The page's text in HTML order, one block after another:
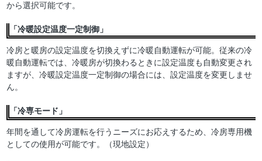
から選択可能です。
「冷暖設定温度一定制御」
冷房と暖房の設定温度を切換えずに冷暖自動運転が可能。従来の冷
暖自動運転では、冷暖房が切換わるときに設定温度も自動変更され
ますが、冷暖設定温度一定制御の場合には、設定温度を変更しませ
ん。
「冷専モード」
年間を通して冷房運転を行うニーズにお応えするため、冷房専用機
としての使用が可能です。（現地設定）